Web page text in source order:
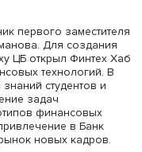
2022
обеспечения,
11% — собственная
ОС Microsoft
79% используют